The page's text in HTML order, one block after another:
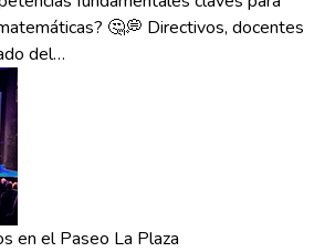
🤔💭 Directivos, docentes
del…
en el Paseo La Plaza